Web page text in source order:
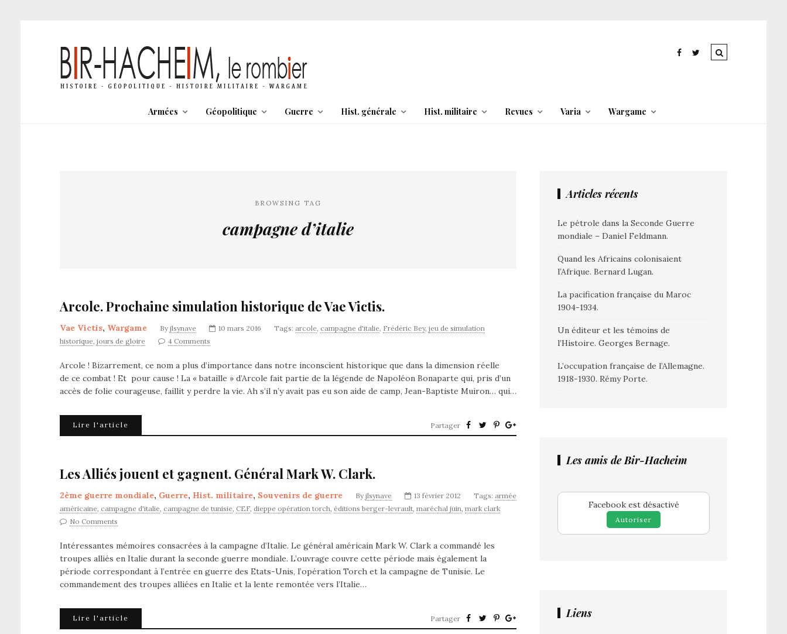
Armées Géopolitique Guerre Hist. générale Hist. militaire Revues Varia Wargame
BROWSING TAG
campagne d’italie
Arcole. Prochaine simulation historique de Vae Victis.
Vae Victis, Wargame By jlsynave 10 mars 2016 Tags: arcole, campagne d'italie, Frédéric Bey, jeu de simulation
historique, jours de gloire 4 Comments
Arcole ! Bizarrement, ce nom a plus d’importance dans notre inconscient historique que dans la dimension réelle
de ce combat ! Et pour cause ! La « bataille » d’Arcole fait partie de la légende de Napoléon Bonaparte qui, pris d’un
accès de folie courageuse, faillit y perdre la vie. Ah s’il n’y avait pas eu son aide de camp, Jean-Baptiste Muiron… qui…
Lire l'article Partager
Les Alliés jouent et gagnent. Général Mark W. Clark.
2ème guerre mondiale, Guerre, Hist. militaire, Souvenirs de guerre By jlsynave 13 février 2012 Tags: armée
américaine, campagne d'italie, campagne de tunisie, CEF, dieppe opération torch, éditions berger-levrault, maréchal juin, mark clark
No Comments
Intéressantes mémoires consacrées à la campagne d’Italie. Le général américain Mark W. Clark a commandé les
troupes alliés en Italie durant la seconde guerre mondiale. L’ouvrage couvre cette période mais également la
période correspondant à l’entrée en guerre des Etats-Unis, l’opération Torch et la campagne de Tunisie. Le
commandement des troupes alliées en Italie et la lente remontée vers l’Italie…
Lire l'article Partager
Articles récents
Le pétrole dans la Seconde Guerre
mondiale – Daniel Feldmann.
Quand les Africains colonisaient
l’Afrique. Bernard Lugan.
La pacification française du Maroc
1904-1934.
Un éditeur et les témoins de
l’Histoire. Georges Bernage.
L’occupation française de l’Allemagne.
1918-1930. Rémy Porte.
Les amis de Bir-Hacheim
Facebook est désactivé
Autoriser
Liens